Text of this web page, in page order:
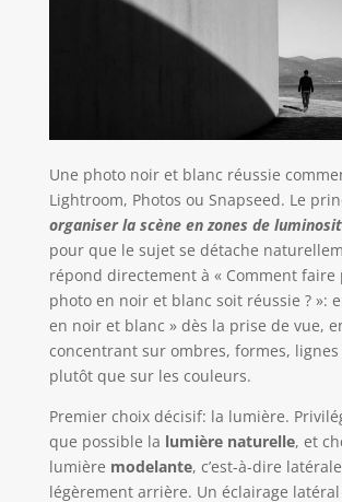
Une photo noir et blanc réussie
Lightroom, Photos ou Snapseed. Le
organiser la scène en zones de
pour que le sujet se détache
répond directement à « Comment faire
photo en noir et blanc soit réussie ? »:
en noir et blanc » dès la prise de vue,
concentrant sur ombres, formes,
plutôt que sur les couleurs.
Premier choix décisif: la lumière.
que possible la lumière naturelle, et
lumière modelante, c’est-à-dire
légèrement arrière. Un éclairage